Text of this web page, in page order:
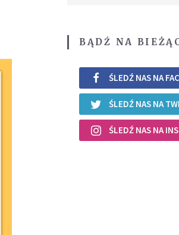
BĄDŹ NA
ŚLEDŹ NAS NA
ŚLEDŹ NAS NA
ŚLEDŹ NAS NA